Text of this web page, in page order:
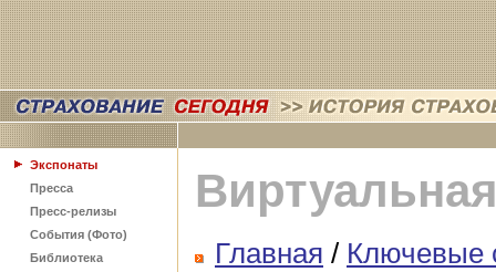
Экспонаты
Пресса
Пресс-релизы
События (Фото)
Библиотека
Главная / Ключевые